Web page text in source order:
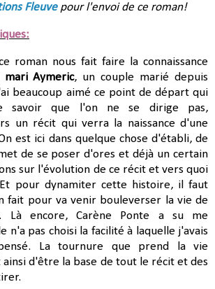
Fleuvepour l'envoi de ce roman!
roman nous fait faire la connaissance
Aymeric, un couple marié depuis
beaucoup aimé ce point de départ qui
savoir que l'on ne se dirige pas,
un récit qui verra la naissance d'une
est ici dans quelque chose d'établi, de
de se poser d'ores et déjà un certain
sur l'évolution de ce récit et vers quoi
pour dynamiter cette histoire, il faut
fait pour va venir bouleverser la vie de
Là encore, Carène Ponte a su me
n'a pas choisi la facilité à laquelle j'avais
La tournure que prend la vie
d'être la base de tout le récit et des